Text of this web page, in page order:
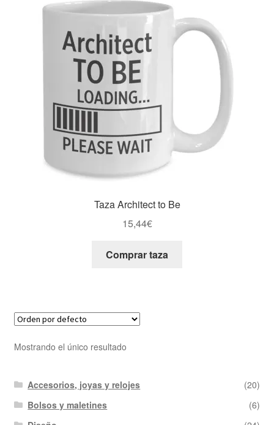
Taza Architect to Be
15,44€
Comprar taza
Mostrando el único resultado
Accesorios, joyas y relojes
(20)
Bolsos y maletines
(6)